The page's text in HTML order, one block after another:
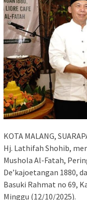
KOTA MALANG,
Hj. Lathifah Shohib,
Mushola Al-Fatah,
De’kajoetangan 1880,
Basuki Rahmat no 69,
Minggu (12/10/2025).